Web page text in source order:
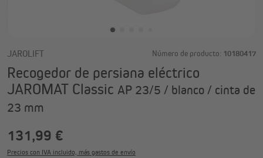
JAROLIFT Número de producto: 10180417
Recogedor de persiana eléctrico
JAROMAT Classic AP 23/5 / blanco / cinta de
23 mm
131,99 €
Precios con IVA incluido, más gastos de envío